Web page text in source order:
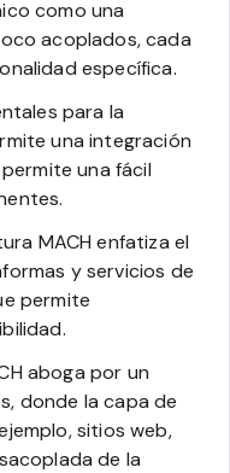
como una
acoplados, cada
específica.
para la
una integración
una fácil
MACH enfatiza el
y servicios de
permite
aboga por un
donde la capa de
sitios web,
de la